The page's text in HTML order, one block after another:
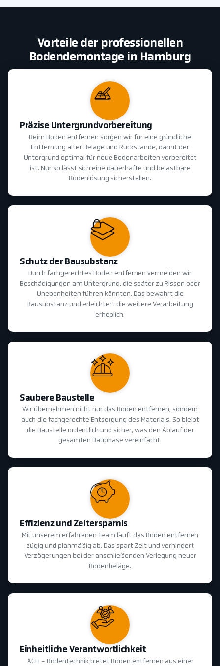
Vorteile der professionellen
Bodendemontage in Hamburg
Präzise Untergrundvorbereitung
Beim Boden entfernen sorgen wir für eine gründliche
Entfernung alter Beläge und Rückstände, damit der
Untergrund optimal für neue Bodenarbeiten vorbereitet
ist. Nur so lässt sich eine dauerhafte und belastbare
Bodenlösung sicherstellen.
Schutz der Bausubstanz
Durch fachgerechtes Boden entfernen vermeiden wir
Beschädigungen am Untergrund, die später zu Rissen oder
Unebenheiten führen könnten. Das bewahrt die
Bausubstanz und erleichtert die weitere Verarbeitung
erheblich.
Saubere Baustelle
Wir übernehmen nicht nur das Boden entfernen, sondern
auch die fachgerechte Entsorgung des Materials. So bleibt
die Baustelle ordentlich und sicher, was den Ablauf der
gesamten Bauphase vereinfacht.
Effizienz und Zeitersparnis
Mit unserem erfahrenen Team läuft das Boden entfernen
zügig und planmäßig ab. Das spart Zeit und verhindert
Verzögerungen bei der anschließenden Verlegung neuer
Bodenbeläge.
Einheitliche Verantwortlichkeit
ACH - Bodentechnik bietet Boden entfernen aus einer